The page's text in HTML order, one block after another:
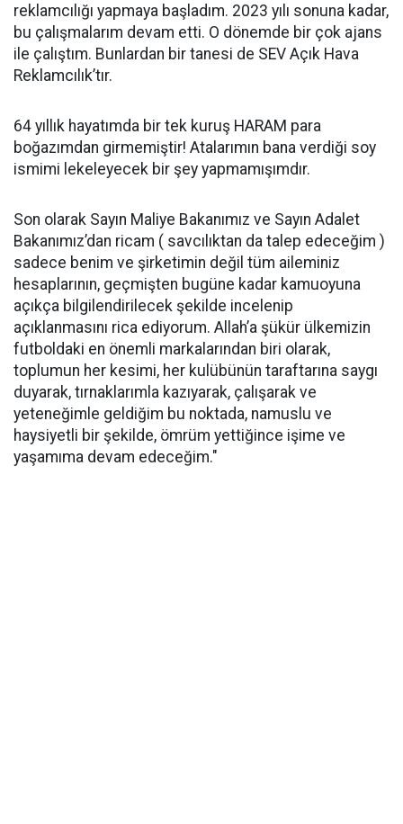
reklamcılığı yapmaya başladım. 2023 yılı sonuna kadar,
bu çalışmalarım devam etti. O dönemde bir çok ajans
ile çalıştım. Bunlardan bir tanesi de SEV Açık Hava
Reklamcılık’tır.
64 yıllık hayatımda bir tek kuruş HARAM para
boğazımdan girmemiştir! Atalarımın bana verdiği soy
ismimi lekeleyecek bir şey yapmamışımdır.
Son olarak Sayın Maliye Bakanımız ve Sayın Adalet
Bakanımız’dan ricam ( savcılıktan da talep edeceğim )
sadece benim ve şirketimin değil tüm aileminiz
hesaplarının, geçmişten bugüne kadar kamuoyuna
açıkça bilgilendirilecek şekilde incelenip
açıklanmasını rica ediyorum. Allah’a şükür ülkemizin
futboldaki en önemli markalarından biri olarak,
toplumun her kesimi, her kulübünün taraftarına saygı
duyarak, tırnaklarımla kazıyarak, çalışarak ve
yeteneğimle geldiğim bu noktada, namuslu ve
haysiyetli bir şekilde, ömrüm yettiğince işime ve
yaşamıma devam edeceğim."